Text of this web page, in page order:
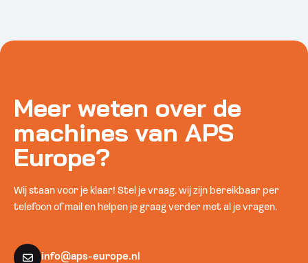
Meer weten over de
machines van APS
Europe?
Wij staan voor je klaar! Stel je vraag, wij zijn bereikbaar per
telefoon of mail en helpen je graag verder met al je vragen.
info@aps-europe.nl